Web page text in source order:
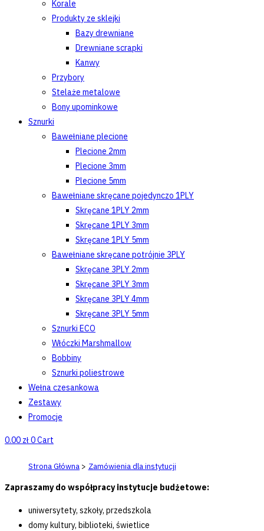
Korale
Produkty ze sklejki
Bazy drewniane
Drewniane scrapki
Kanwy
Przybory
Stelaże metalowe
Bony upominkowe
Sznurki
Bawełniane plecione
Plecione 2mm
Plecione 3mm
Plecione 5mm
Bawełniane skręcane pojedynczo 1PLY
Skręcane 1PLY 2mm
Skręcane 1PLY 3mm
Skręcane 1PLY 5mm
Bawełniane skręcane potrójnie 3PLY
Skręcane 3PLY 2mm
Skręcane 3PLY 3mm
Skręcane 3PLY 4mm
Skręcane 3PLY 5mm
Sznurki ECO
Włóczki Marshmallow
Bobbiny
Sznurki poliestrowe
Wełna czesankowa
Zestawy
Promocje
0.00 zł0Cart
Strona Główna > Zamówienia dla instytucji
Zapraszamy do współpracy instytucje budżetowe:
uniwersytety, szkoły, przedszkola
domy kultury, biblioteki, świetlice